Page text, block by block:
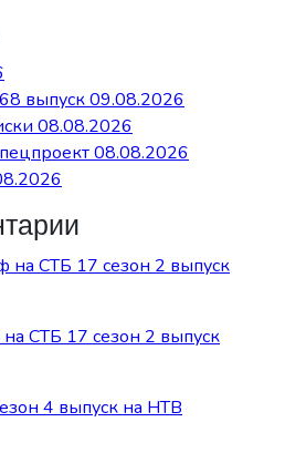
выпуск 09.08.2026
08.08.2026
08.08.2026
на СТБ 17 сезон 2 выпуск
СТБ 17 сезон 2 выпуск
4 выпуск на НТВ